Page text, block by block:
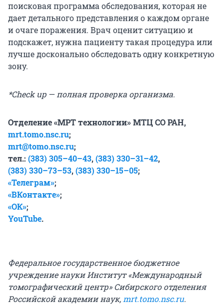
поисковая программа обследования, которая не
дает детального представления о каждом органе
и очаге поражения. Врач оценит ситуацию и
подскажет, нужна пациенту такая процедура или
лучше досконально обследовать одну конкретную
зону.
*Check up — полная проверка организма.
Отделение «МРТ технологии» МТЦ СО РАН,
mrt.tomo.nsc.ru;
mrt@tomo.nsc.ru;
тел.: (383) 305–40–43,(383) 330–31–42,
(383) 330–73–53,(383) 330–15–05;
«Телеграм»;
«ВКонтакте»;
«ОК»;
YouTube.
Федеральное государственное бюджетное
учреждение науки Институт «Международный
томографический центр» Сибирского отделения
Российской академии наук,mrt.tomo.nsc.ru.